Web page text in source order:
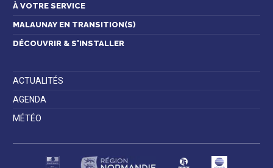
À VOTRE SERVICE
MALAUNAY EN TRANSITION(S)
DÉCOUVRIR & S'INSTALLER
ACTUALITÉS
AGENDA
MÉTÉO